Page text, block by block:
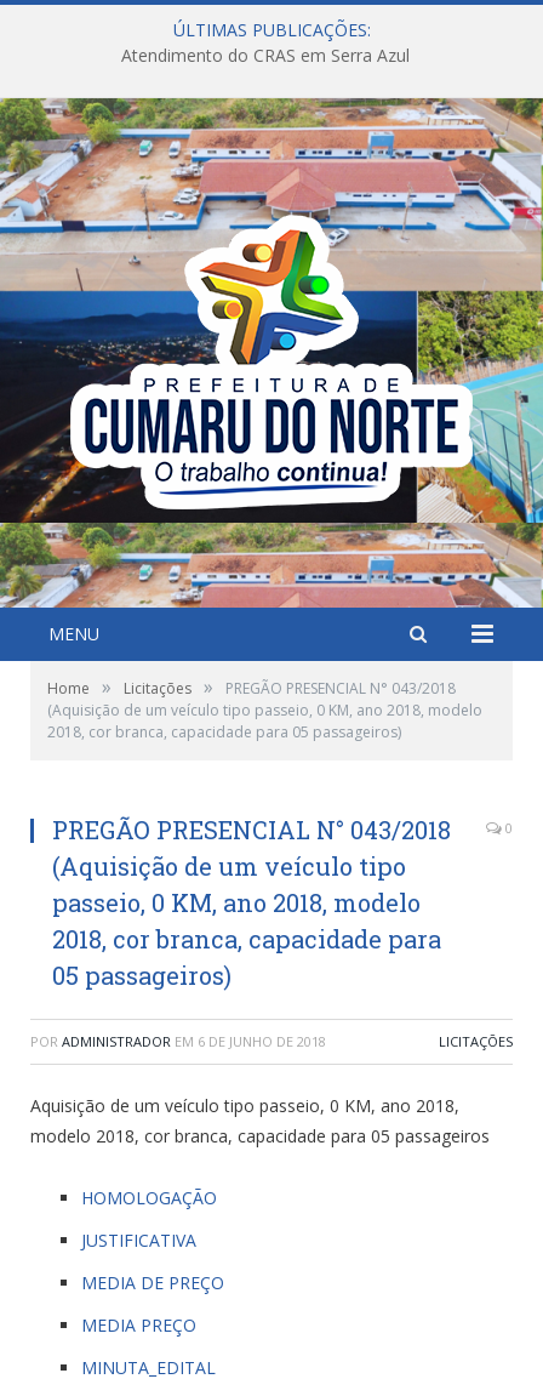
ÚLTIMAS PUBLICAÇÕES:
Atendimento do CRAS em Serra Azul
MENU
Home » Licitações »
PREGÃO PRESENCIAL N° 043/2018
(Aquisição de um veículo tipo passeio, 0 KM, ano 2018, modelo
2018, cor branca, capacidade para 05 passageiros)
PREGÃO PRESENCIAL N° 043/2018
(Aquisição de um veículo tipo
passeio, 0 KM, ano 2018, modelo
2018, cor branca, capacidade para
05 passageiros)
0
POR ADMINISTRADOR EM 6 DE JUNHO DE 2018 LICITAÇÕES
Aquisição de um veículo tipo passeio, 0 KM, ano 2018,
modelo 2018, cor branca, capacidade para 05 passageiros
HOMOLOGAÇÃO
JUSTIFICATIVA
MEDIA DE PREÇO
MEDIA PREÇO
MINUTA_EDITAL